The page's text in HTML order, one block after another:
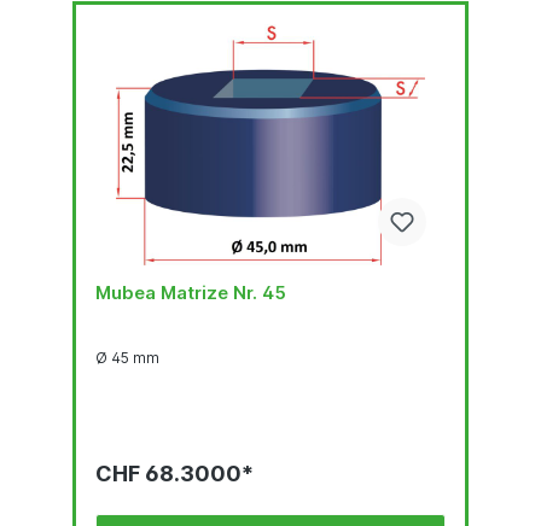
Mubea Matrize Nr. 45
Ø 45 mm
CHF 68.3000*